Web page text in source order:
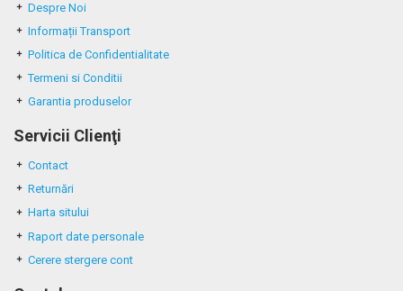
Despre Noi
Informații Transport
Politica de Confidentialitate
Termeni si Conditii
Garantia produselor
Servicii Clienţi
Contact
Returnări
Harta sitului
Raport date personale
Cerere stergere cont